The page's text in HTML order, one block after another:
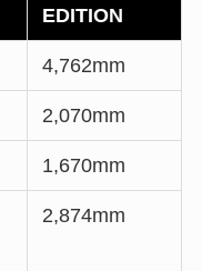
EDITION
4,762mm
2,070mm
1,670mm
2,874mm